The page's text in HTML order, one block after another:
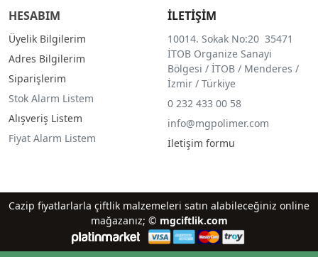
HESABIM
Üyelik Bilgilerim
Adres Bilgilerim
Siparişlerim
Stok Alarm Listem
Alışveriş Listem
Fiyat Alarm Listem
İLETİŞİM
10014. Sokak No:20 35471
İTOB Organize Sanayi
Bölgesi / İTOB / Menderes /
İzmir / Türkiye
0 232 433 00 58
info@mgpolimer.com
İletişim formu
Cazip fiyatlarlarla çiftlik malzemeleri satın alabileceğiniz online
mağazanız; © mgciftlik.com